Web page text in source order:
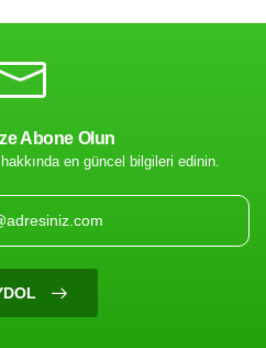
Uygun
Abone Olun
en güncel bilgileri edinin.